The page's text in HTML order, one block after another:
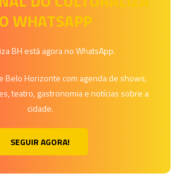
WHATSAPP
BH está agora no WhatsApp.
Belo Horizonte com agenda de shows,
teatro, gastronomia e notícias sobre a
cidade.
SEGUIR AGORA!